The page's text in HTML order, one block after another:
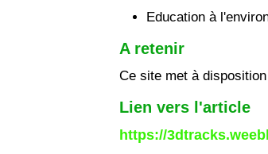
Education à
A retenir
Ce site met à
Lien vers l'article
https://